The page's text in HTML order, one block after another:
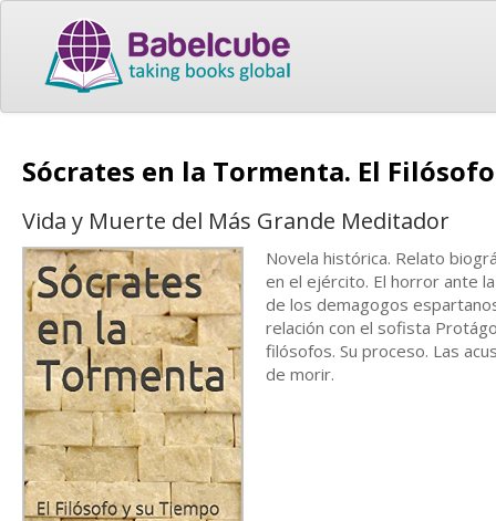
Sócrates en la Tormenta. El
Vida y Muerte del Más Grande Meditador
Novela histórica. Relato
en el ejército. El horror ante
de los demagogos
relación con el sofista
filósofos. Su proceso. Las
de morir.